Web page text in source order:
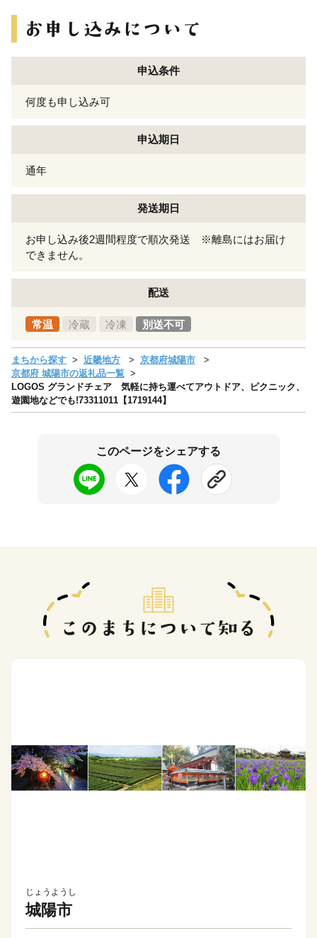
申込条件
何度も申し込み可
申込期日
通年
発送期日
お申し込み後2週間程度で順次発送 ※離島にはお届け
できません。
配送
常温 冷蔵 冷凍 別送不可
まちから探す 近畿地方
京都府城陽市
京都府 城陽市の返礼品一覧
LOGOS グランドチェア 気軽に持ち運べてアウトドア、ピクニック、
遊園地などでも!73311011【1719144】
このページをシェアする
じょうようし
城陽市